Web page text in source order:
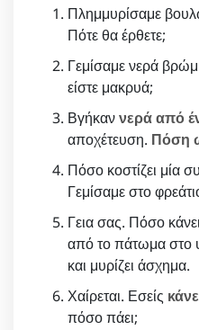
Πλημμυρίσαμε
Πότε θα έρθετε;
Γεμίσαμε νερά
είστε μακρυά;
Βγήκαννερά από
αποχέτευση. Πόση
Πόσο κοστίζει μία
Γεμίσαμε στο
Γεια σας. Πόσο
από το πάτωμα στο
και μυρίζει άσχημα.
Χαίρεται. Εσείς
πόσο πάει;